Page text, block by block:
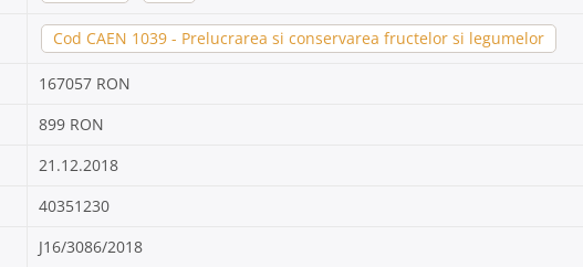
Cod CAEN 1039 - Prelucrarea si conservarea fructelor si legumelor
167057 RON
899 RON
21.12.2018
40351230
J16/3086/2018